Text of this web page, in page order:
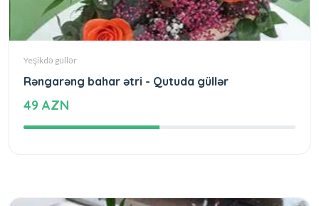
Yeşikdə güllər
Rəngarəng bahar ətri - Qutuda güllər
49 AZN